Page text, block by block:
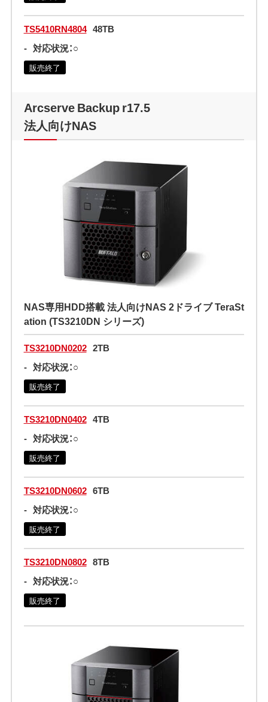
TS5410RN4804 48TB
- 対応状況：○
販売終了
Arcserve Backup r17.5
法人向けNAS
NAS専用HDD搭載 法人向けNAS 2ドライブ TeraSt
ation (TS3210DN シリーズ)
TS3210DN0202 2TB
- 対応状況：○
販売終了
TS3210DN0402 4TB
- 対応状況：○
販売終了
TS3210DN0602 6TB
- 対応状況：○
販売終了
TS3210DN0802 8TB
- 対応状況：○
販売終了